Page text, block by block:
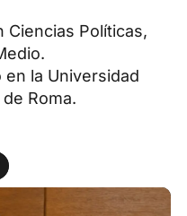
Ciencias Políticas,
la Universidad
Roma.